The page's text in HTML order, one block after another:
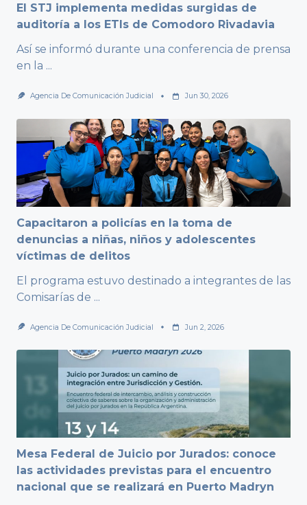
El STJ implementa medidas surgidas de
auditoría a los ETIs de Comodoro Rivadavia
Así se informó durante una conferencia de prensa
en la ...
Agencia De Comunicación Judicial Jun 30, 2026
Capacitaron a policías en la toma de
denuncias a niñas, niños y adolescentes
víctimas de delitos
El programa estuvo destinado a integrantes de las
Comisarías de ...
Agencia De Comunicación Judicial Jun 2, 2026
Mesa Federal de Juicio por Jurados: conoce
las actividades previstas para el encuentro
nacional que se realizará en Puerto Madryn